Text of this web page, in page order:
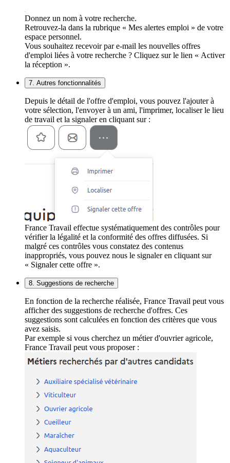
Donnez un nom à votre recherche.
Retrouvez-la dans la rubrique « Mes alertes emploi » de votre
espace personnel.
Vous souhaitez recevoir par e-mail les nouvelles offres
d'emploi liées à votre recherche ? Cliquez sur le lien « Activer
la réception ».
7. Autres fonctionnalités
Depuis le détail de l'offre d'emploi, vous pouvez l'ajouter à
votre sélection, l'envoyer à un ami, l'imprimer, localiser le lieu
de travail et la signaler en cliquant sur :
France Travail effectue systématiquement des contrôles pour
vérifier la légalité et la conformité des offres diffusées. Si
malgré ces contrôles vous constatez des contenus
inappropriés, vous pouvez nous le signaler en cliquant sur
« Signaler cette offre ».
8. Suggestions de recherche
En fonction de la recherche réalisée, France Travail peut vous
afficher des suggestions de recherche d'offres. Ces
suggestions sont calculées en fonction des critères que vous
avez saisis.
Par exemple si vous cherchez un métier d'ouvrier agricole,
France Travail peut vous proposer :